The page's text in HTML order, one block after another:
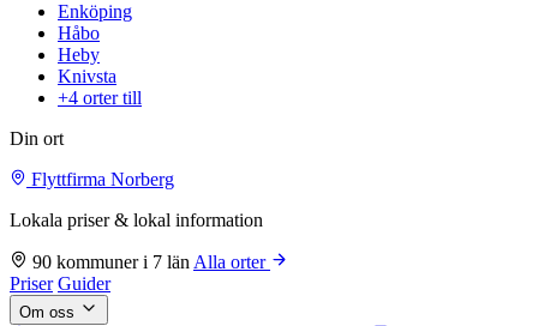
Enköping
Håbo
Heby
Knivsta
+4 orter till
Din ort
Flyttfirma Norberg
Lokala priser & lokal information
90 kommuner i 7 län Alla orter
Priser Guider
Om oss